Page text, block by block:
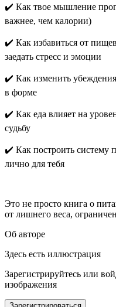
✔️ Как твое мышление
важнее, чем калории)
✔️ Как избавиться от
заедать стресс и эмоции
✔️ Как изменить
в форме
✔️ Как еда влияет на
судьбу
✔️ Как построить систему
лично для тебя
Это не просто книга о
от лишнего веса,
Об авторе
Здесь есть иллюстрация
Зарегистрируйтесь или
изображения